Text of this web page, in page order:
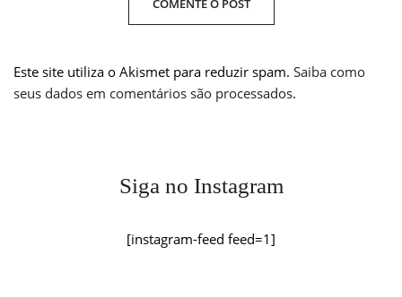
Este site utiliza o Akismet para reduzir spam. Saiba como
seus dados em comentários são processados.
Siga no Instagram
[instagram-feed feed=1]